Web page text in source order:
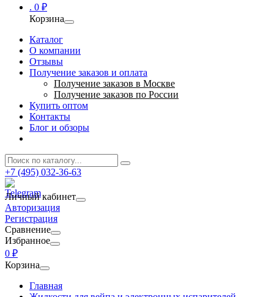
. 0 ₽
Корзина
Каталог
О компании
Отзывы
Получение заказов и оплата
Получение заказов в Москве
Получение заказов по России
Купить оптом
Контакты
Блог и обзоры
+7 (495) 032-36-63
Личный кабинет
Авторизация
Регистрация
Сравнение
Избранное
0 ₽
Корзина
Главная